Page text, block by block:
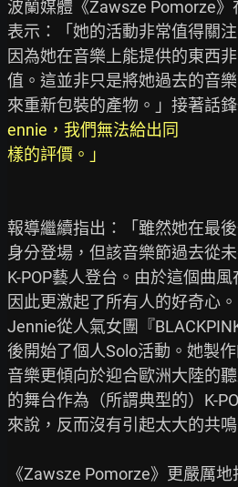
波蘭媒體《Zawsze Pomorze
表示：「她的活動非常值得關
因為她在音樂上能提供的東西
值。這並非只是將她過去的音
來重新包裝的產物。」接著話
ennie，我們無法給出同
樣的評價。」
報導繼續指出：「雖然她在最
身分登場，但該音樂節過去從
K-POP藝人登台。由於這個曲
因此更激起了所有人的好奇心。
Jennie從人氣女團『
後開始了個人Solo活動。她製
音樂更傾向於迎合歐洲大陸的
的舞台作為（所謂典型的）K-
來說，反而沒有引起太大的共鳴
《Zawsze Pomorze》更嚴厲